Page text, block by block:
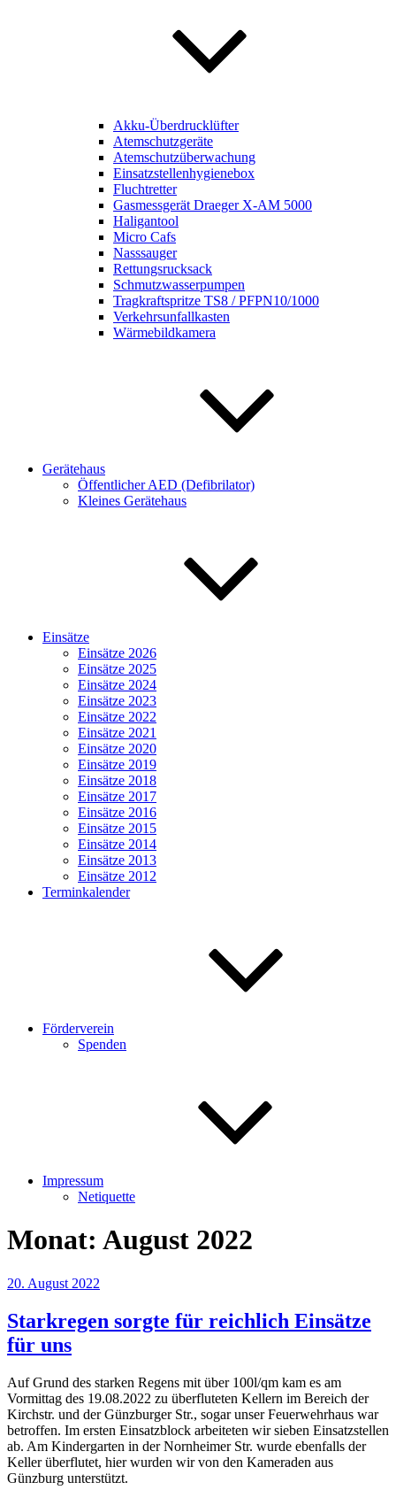
Akku-Überdrucklüfter
Atemschutzgeräte
Atemschutzüberwachung
Einsatzstellenhygienebox
Fluchtretter
Gasmessgerät Draeger X-AM 5000
Haligantool
Micro Cafs
Nasssauger
Rettungsrucksack
Schmutzwasserpumpen
Tragkraftspritze TS8 / PFPN10/1000
Verkehrsunfallkasten
Wärmebildkamera
Gerätehaus
Öffentlicher AED (Defibrilator)
Kleines Gerätehaus
Einsätze
Einsätze 2026
Einsätze 2025
Einsätze 2024
Einsätze 2023
Einsätze 2022
Einsätze 2021
Einsätze 2020
Einsätze 2019
Einsätze 2018
Einsätze 2017
Einsätze 2016
Einsätze 2015
Einsätze 2014
Einsätze 2013
Einsätze 2012
Terminkalender
Förderverein
Spenden
Impressum
Netiquette
Monat: August 2022
Veröffentlicht
20. August 2022
Starkregen sorgte für reichlich Einsätze
für uns
Auf Grund des starken Regens mit über 100l/qm kam es am
Vormittag des 19.08.2022 zu überfluteten Kellern im Bereich der
Kirchstr. und der Günzburger Str., sogar unser Feuerwehrhaus war
betroffen. Im ersten Einsatzblock arbeiteten wir sieben Einsatzstellen
ab. Am Kindergarten in der Nornheimer Str. wurde ebenfalls der
Keller überflutet, hier wurden wir von den Kameraden aus
Günzburg unterstützt.